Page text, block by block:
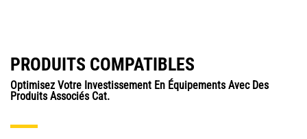
PRODUITS COMPATIBLES
Optimisez Votre Investissement En Équipements Avec Des
Produits Associés Cat.